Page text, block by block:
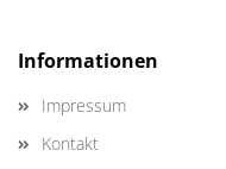
Informationen
Impressum
Kontakt